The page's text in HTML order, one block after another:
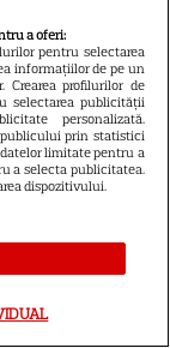
„Omul cu
a oferi:
pentru selectarea
informațiilor de pe un
Crearea profilurilor de
selectarea publicității
personalizată.
prin statistici
limitate pentru a
a selecta publicitatea.
dispozitivului.